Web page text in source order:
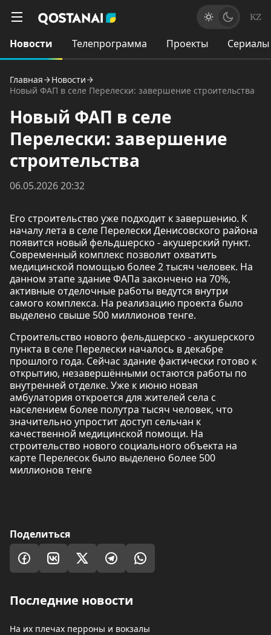
KZ
Новости Телепрограмма Проекты Сериалы
Главная
Новости
Новый ФАП в селе Перелески: завершение строительства
Новый ФАП в селе
Перелески: завершение
строительства
06.05.2026 20:32
Его строительство уже подходит к завершению. К
началу лета в селе Перелески Денисовского района
появится новый фельдшерско - акушерский пункт.
Современный комплекс позволит охватить
медицинской помощью более 2 тысяч человек. На
данном этапе здание ФАПа закончено на 70%,
активные отделочные работы ведутся внутри
самого комплекса. На реализацию проекта было
выделено свыше 500 миллионов тенге.
Строительство нового фельдшерско - акушерского
пункта в селе Перелески началось в декабре
прошлого года. Сейчас здание фактически готово к
открытию, незавершёнными остаются работы по
внутренней отделке. Уже к июню новая
амбулатория откроется для жителей села с
населением более полутра тысяч человек, что
значительно упростит доступ сельчан к
качественной медицинской помощи. На
строительство нового социального объекта на
карте Перелесок было выделено более 500
миллионов тенге
Поделиться
Последние новости
На их плечах перроны и вокзалы